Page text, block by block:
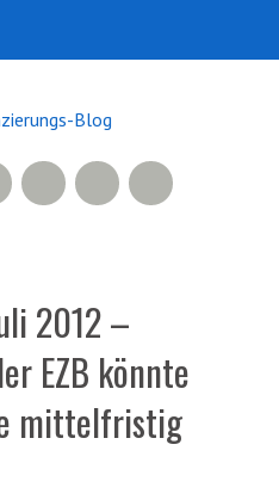
Facebook
500px
LinkedIn
2012 –
EZB könnte
mittelfristig